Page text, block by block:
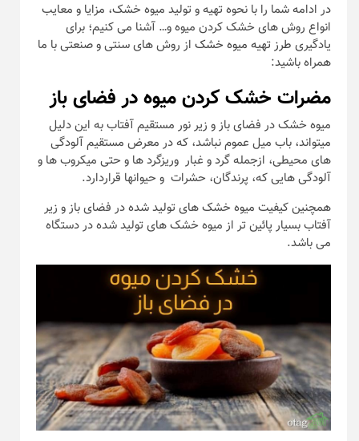
در ادامه شما را با نحوه تهیه و تولید میوه خشک، مزایا و معایب
انواع روش های خشک کردن میوه و… آشنا می کنیم؛ برای
یادگیری طرز تهیه میوه خشک از روش های سنتی و صنعتی با ما
همراه باشید:
مضرات خشک کردن میوه در فضای باز
میوه خشک در فضای باز و زیر نور مستقیم آفتاب به این دلیل
میتواند، باب میل عموم نباشد، که در معرض مستقیم آلودگی
های محیطی، ازجمله گرد و غبار وریزگرد ها و حتی میکروب ها و
آلودگی هایی که، پرندگان، حشرات و حیوانها قراردارد.
همچنین کیفیت میوه خشک های تولید شده در فضای باز و زیر
آفتاب بسیار پائین تر از میوه خشک های تولید شده در دستگاه
می باشد.